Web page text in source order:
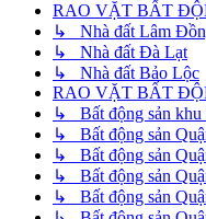
RAO VẶT BẤT
↳ Nhà đất Lâm
↳ Nhà đất Đà Lạt
↳ Nhà đất Bảo Lộc
RAO VẶT BẤT
↳ Bất động sản khu
↳ Bất động sản
↳ Bất động sản
↳ Bất động sản
↳ Bất động sản